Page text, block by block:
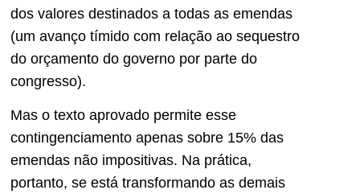
dos valores destinados a todas as emendas
(um avanço tímido com relação ao sequestro
do orçamento do governo por parte do
congresso).
Mas o texto aprovado permite esse
contingenciamento apenas sobre 15% das
emendas não impositivas. Na prática,
portanto, se está transformando as demais